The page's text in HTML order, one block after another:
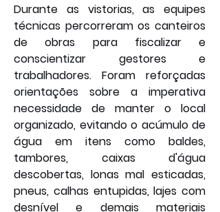
Durante as vistorias, as equipes
técnicas percorreram os canteiros
de obras para fiscalizar e
conscientizar gestores e
trabalhadores. Foram reforçadas
orientações sobre a imperativa
necessidade de manter o local
organizado, evitando o acúmulo de
água em itens como baldes,
tambores, caixas d'água
descobertas, lonas mal esticadas,
pneus, calhas entupidas, lajes com
desnível e demais materiais